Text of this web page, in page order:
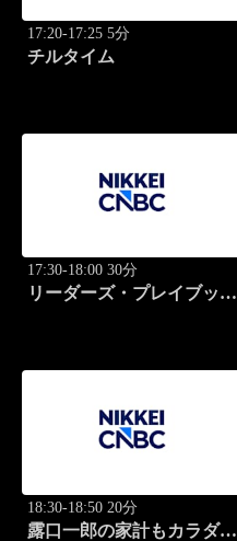
17:20-17:25 5分
チルタイム
17:30-18:00 30分
リーダーズ・プレイブック
18:30-18:50 20分
露口一郎の家計もカラダも